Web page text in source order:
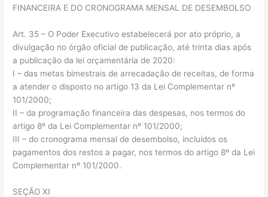
FINANCEIRA E DO CRONOGRAMA MENSAL DE DESEMBOLSO
Art. 35 – O Poder Executivo estabelecerá por ato próprio, a
divulgação no órgão oficial de publicação, até trinta dias após
a publicação da lei orçamentária de 2020:
I – das metas bimestrais de arrecadação de receitas, de forma
a atender o disposto no artigo 13 da Lei Complementar nº
101/2000;
II – da programação financeira das despesas, nos termos do
artigo 8º da Lei Complementar nº 101/2000;
III – do cronograma mensal de desembolso, incluídos os
pagamentos dos restos a pagar, nos termos do artigo 8º da Lei
Complementar nº 101/2000.
SEÇÃO XI